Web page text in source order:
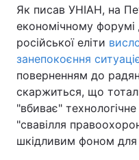
Як писав УНІАН, на
економічному форумі
російської еліти
занепокоєння
поверненням до
скаржиться, що
"вбиває" технологічне
"свавілля
шкідливим фоном для